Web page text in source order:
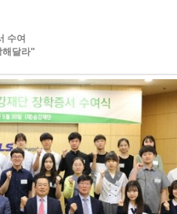
수여
해달라"